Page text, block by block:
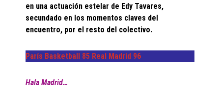
en una actuación estelar de Edy Tavares,
secundado en los momentos claves del
encuentro, por el resto del colectivo.
París Basketball 85 Real Madrid 96
Hala Madrid…